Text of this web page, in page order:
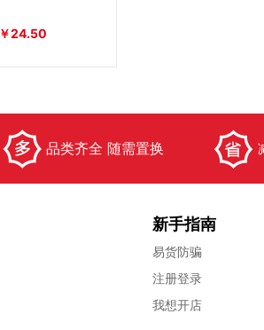
￥24.50
品类齐全 随需置换
新手指南
易货防骗
注册登录
我想开店